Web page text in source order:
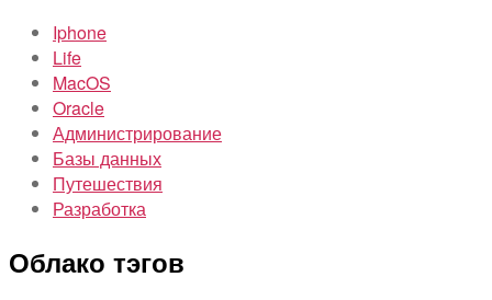
Iphone
Life
MacOS
Oracle
Администрирование
Базы данных
Путешествия
Разработка
Облако тэгов